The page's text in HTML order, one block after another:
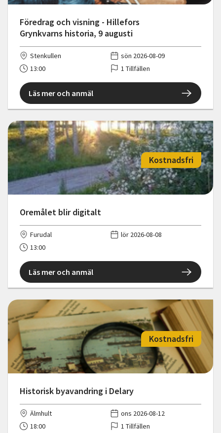
Föredrag och visning - Hillefors
Grynkvarns historia, 9 augusti
Stenkullen
sön 2026-08-09
13:00
1 Tillfällen
Läs mer och anmäl
Oremålet blir digitalt
Kostnadsfri
Furudal
lör 2026-08-08
13:00
Läs mer och anmäl
Historisk byavandring i Delary
Kostnadsfri
Älmhult
ons 2026-08-12
18:00
1 Tillfällen